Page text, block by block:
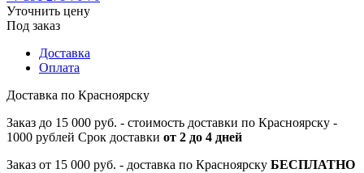
Уточнить цену
Под заказ
Доставка
Оплата
Доставка по Красноярску
Заказ до 15 000 руб. - стоимость доставки по Красноярску -
1000 рублей Срок доставки от 2 до 4 дней
Заказ от 15 000 руб. - доставка по Красноярску БЕСПЛАТНО